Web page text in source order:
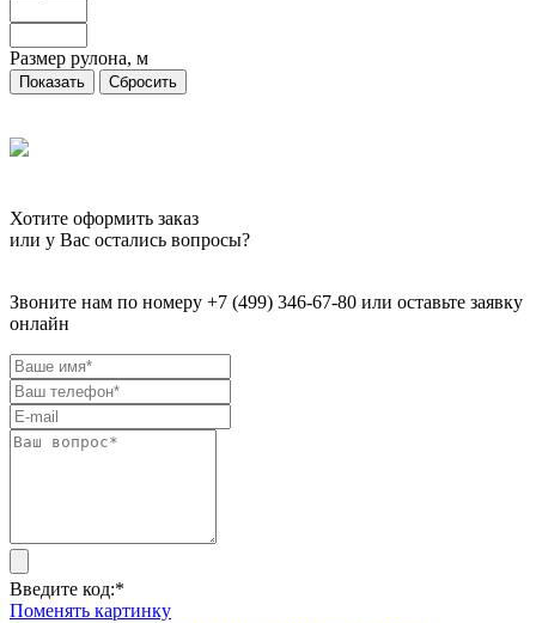
Размер рулона, м
Сбросить
Хотите оформить заказ
или у Вас остались вопросы?
Звоните нам по номеру +7 (499) 346-67-80 или оставьте заявку
онлайн
Введите код:*
Поменять картинку